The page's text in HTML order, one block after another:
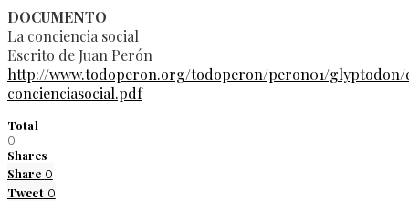
DOCUMENTO
La conciencia social
Escrito de Juan Perón
http://www.todoperon.org/todoperon/peron01/glyptodon/
concienciasocial.pdf
Total
0
Shares
Share 0
Tweet 0